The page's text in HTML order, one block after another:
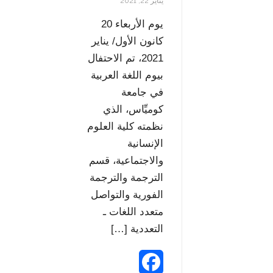
s
يوم الأربعاء 20
كانون الأول/ يناير
2021، تم الاحتفال
بيوم اللغة العربية
في جامعة
كوميِّاس، الذي
نظمته كلية العلوم
الإنسانية
والاجتماعية، قسم
الترجمة والترجمة
الفورية والتواصل
متعدد اللغات ـ
التعددية […]